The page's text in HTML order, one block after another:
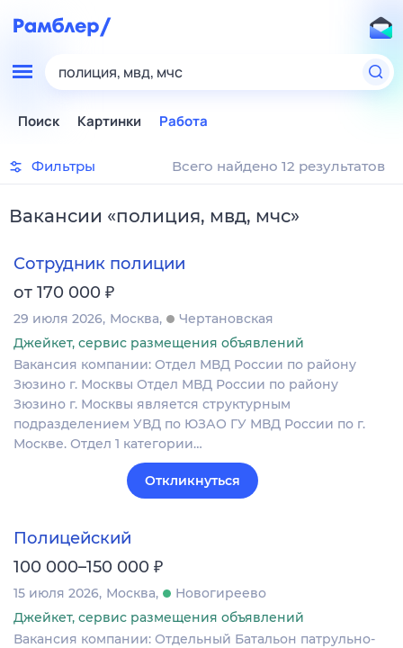
полиция, мвд, мчс
Поиск Картинки Работа
Фильтры Всего найдено 12 результатов
Вакансии «полиция, мвд, мчс»
Сотрудник полиции
от 170 000 ₽
29 июля 2026 Москва
Чертановская
Джейкет, сервис размещения объявлений
Вакансия компании: Отдел МВД России по району
Зюзино г. Москвы Отдел МВД России по району
Зюзино г. Москвы является структурным
подразделением УВД по ЮЗАО ГУ МВД России по г.
Москве. Отдел 1 категории…
Откликнуться
Полицейский
100 000–150 000 ₽
15 июля 2026 Москва
Новогиреево
Джейкет, сервис размещения объявлений
Вакансия компании: Отдельный Батальон патрульно-